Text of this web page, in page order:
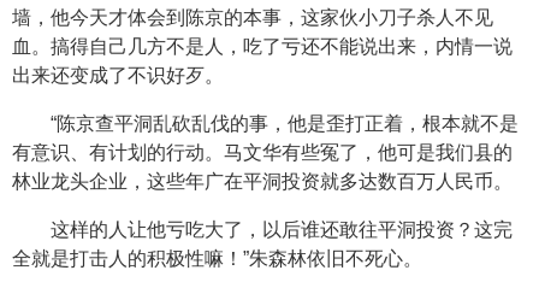
墙，他今天才体会到陈京的本事，这家伙小刀子杀人不见
血。搞得自己几方不是人，吃了亏还不能说出来，内情一说
出来还变成了不识好歹。
“陈京查平洞乱砍乱伐的事，他是歪打正着，根本就不是
有意识、有计划的行动。马文华有些冤了，他可是我们县的
林业龙头企业，这些年广在平洞投资就多达数百万人民币。
这样的人让他亏吃大了，以后谁还敢往平洞投资？这完
全就是打击人的积极性嘛！”朱森林依旧不死心。